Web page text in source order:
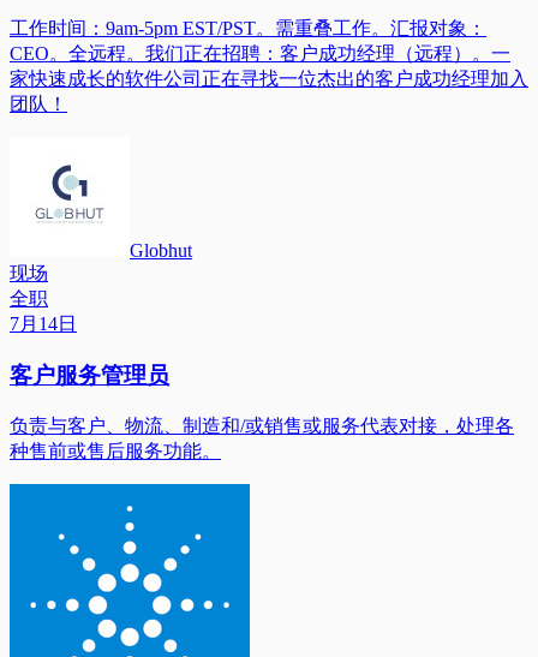
工作时间：9am-5pm EST/PST。需重叠工作。汇报对象：
CEO。全远程。我们正在招聘：客户成功经理（远程）。一
家快速成长的软件公司正在寻找一位杰出的客户成功经理加入
团队！
Globhut
现场
全职
7月14日
客户服务管理员
负责与客户、物流、制造和/或销售或服务代表对接，处理各
种售前或售后服务功能。